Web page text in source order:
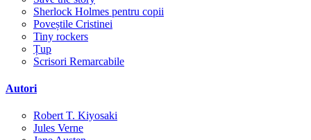
Sherlock Holmes pentru copii
Poveștile Cristinei
Tiny rockers
Țup
Scrisori Remarcabile
Autori
Robert T. Kiyosaki
Jules Verne